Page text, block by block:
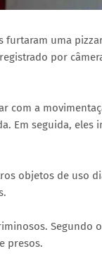
furtaram uma
por
com a
Em seguida, eles
objetos de uso
Segundo
presos.